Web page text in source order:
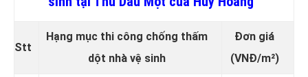
Stt
Hạng mục thi công chống thấm
dột nhà vệ sinh
Đơn giá
(VNĐ/m²)